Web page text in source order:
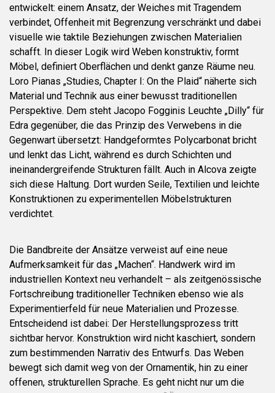
entwickelt: einem Ansatz, der Weiches mit Tragendem
verbindet, Offenheit mit Begrenzung verschränkt und dabei
visuelle wie taktile Beziehungen zwischen Materialien
schafft. In dieser Logik wird Weben konstruktiv, formt
Möbel, definiert Oberflächen und denkt ganze Räume neu.
Loro Pianas „Studies, Chapter I: On the Plaid“ näherte sich
Material und Technik aus einer bewusst traditionellen
Perspektive. Dem steht Jacopo Fogginis Leuchte „Dilly“ für
Edra gegenüber, die das Prinzip des Verwebens in die
Gegenwart übersetzt: Handgeformtes Polycarbonat bricht
und lenkt das Licht, während es durch Schichten und
ineinandergreifende Strukturen fällt. Auch in Alcova zeigte
sich diese Haltung. Dort wurden Seile, Textilien und leichte
Konstruktionen zu experimentellen Möbelstrukturen
verdichtet.
Die Bandbreite der Ansätze verweist auf eine neue
Aufmerksamkeit für das „Machen“. Handwerk wird im
industriellen Kontext neu verhandelt – als zeitgenössische
Fortschreibung traditioneller Techniken ebenso wie als
Experimentierfeld für neue Materialien und Prozesse.
Entscheidend ist dabei: Der Herstellungsprozess tritt
sichtbar hervor. Konstruktion wird nicht kaschiert, sondern
zum bestimmenden Narrativ des Entwurfs. Das Weben
bewegt sich damit weg von der Ornamentik, hin zu einer
offenen, strukturellen Sprache. Es geht nicht nur um die